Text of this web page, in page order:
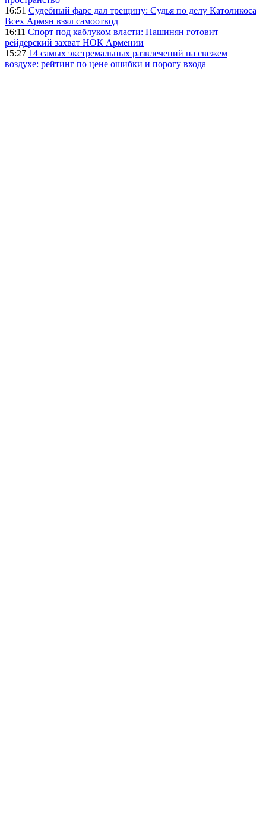
16:51 Судебный фарс дал трещину: Судья по делу Католикоса
Всех Армян взял самоотвод
16:11 Спорт под каблуком власти: Пашинян готовит
рейдерский захват НОК Армении
15:27 14 самых экстремальных развлечений на свежем
воздухе: рейтинг по цене ошибки и порогу входа